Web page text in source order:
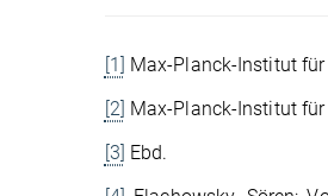
[1]
Max-Planck-Institut
[2] Max-Planck-Institut
[3] Ebd.